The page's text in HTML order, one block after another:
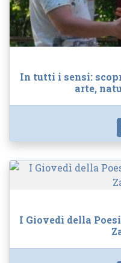
In tutti i sensi:
arte,
I Giovedì della